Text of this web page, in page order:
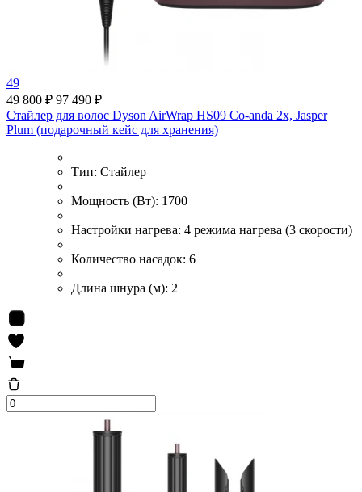
49
49 800 ₽ 97 490 ₽
Стайлер для волос Dyson AirWrap HS09 Co-anda 2x, Jasper
Plum (подарочный кейс для хранения)
Тип: Стайлер
Мощность (Вт): 1700
Настройки нагрева: 4 режима нагрева (3 скорости)
Количество насадок: 6
Длина шнура (м): 2